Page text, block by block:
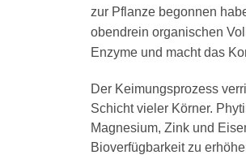
zur Pflanze begonnen
obendrein organischen
Enzyme und macht das
Der Keimungsprozess
Schicht vieler Körner.
Magnesium, Zink und
Bioverfügbarkeit zu